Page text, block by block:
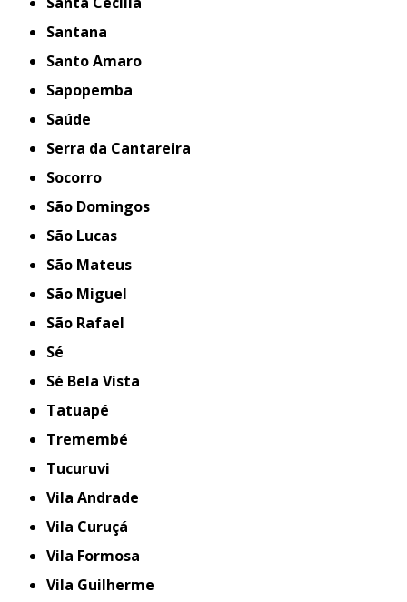
Santana
Santo Amaro
Sapopemba
Saúde
Serra da Cantareira
Socorro
São Domingos
São Lucas
São Mateus
São Miguel
São Rafael
Sé
Sé Bela Vista
Tatuapé
Tremembé
Tucuruvi
Vila Andrade
Vila Curuçá
Vila Formosa
Vila Guilherme